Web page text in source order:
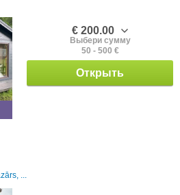
€ 200.00
Выбери сумму
50 - 500 €
Открыть
...